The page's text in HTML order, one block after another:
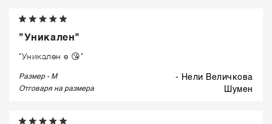
"Уникален"
"Уникален е 😘"
Размер - M - Нели Величкова
Отговаря на размера шумен